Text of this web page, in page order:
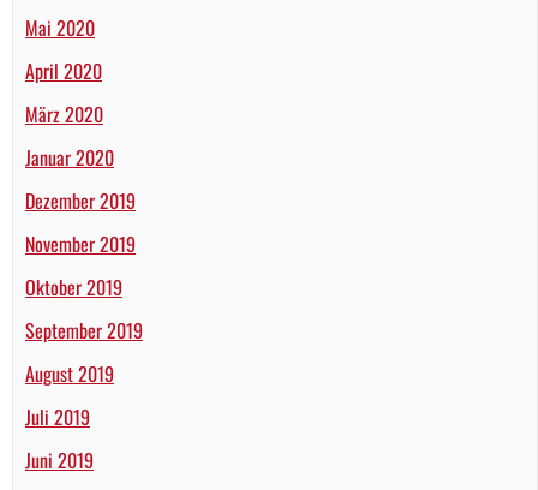
Mai 2020
April 2020
März 2020
Januar 2020
Dezember 2019
November 2019
Oktober 2019
September 2019
August 2019
Juli 2019
Juni 2019